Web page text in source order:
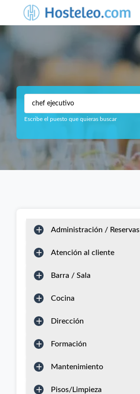
Escribe el puesto que quieras buscar
Administración / Reservas
Atención al cliente
Barra / Sala
Cocina
Dirección
Formación
Mantenimiento
Pisos/Limpieza